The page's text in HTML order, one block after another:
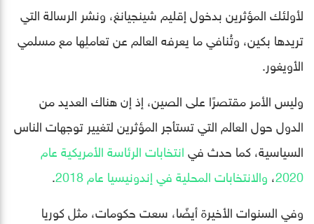
لأولئك المؤثرين بدخول إقليم شينجيانغ، ونشر الرسالة التي
تريدها بكين، وتُنافي ما يعرفه العالم عن تعاملِها مع مسلمي
الأويغور.
وليس الأمر مقتصرًا على الصين، إذ إن هناك العديد من
الدول حول العالم التي تستأجر المؤثرين لتغيير توجهات الناس
السياسية، كما حدث فيانتخابات الرئاسة الأمريكية عام
2020، والانتخابات المحلية في إندونيسيا عام 2018
.
وفي السنوات الأخيرة أيضًا، سعت حكومات، مثل كوريا